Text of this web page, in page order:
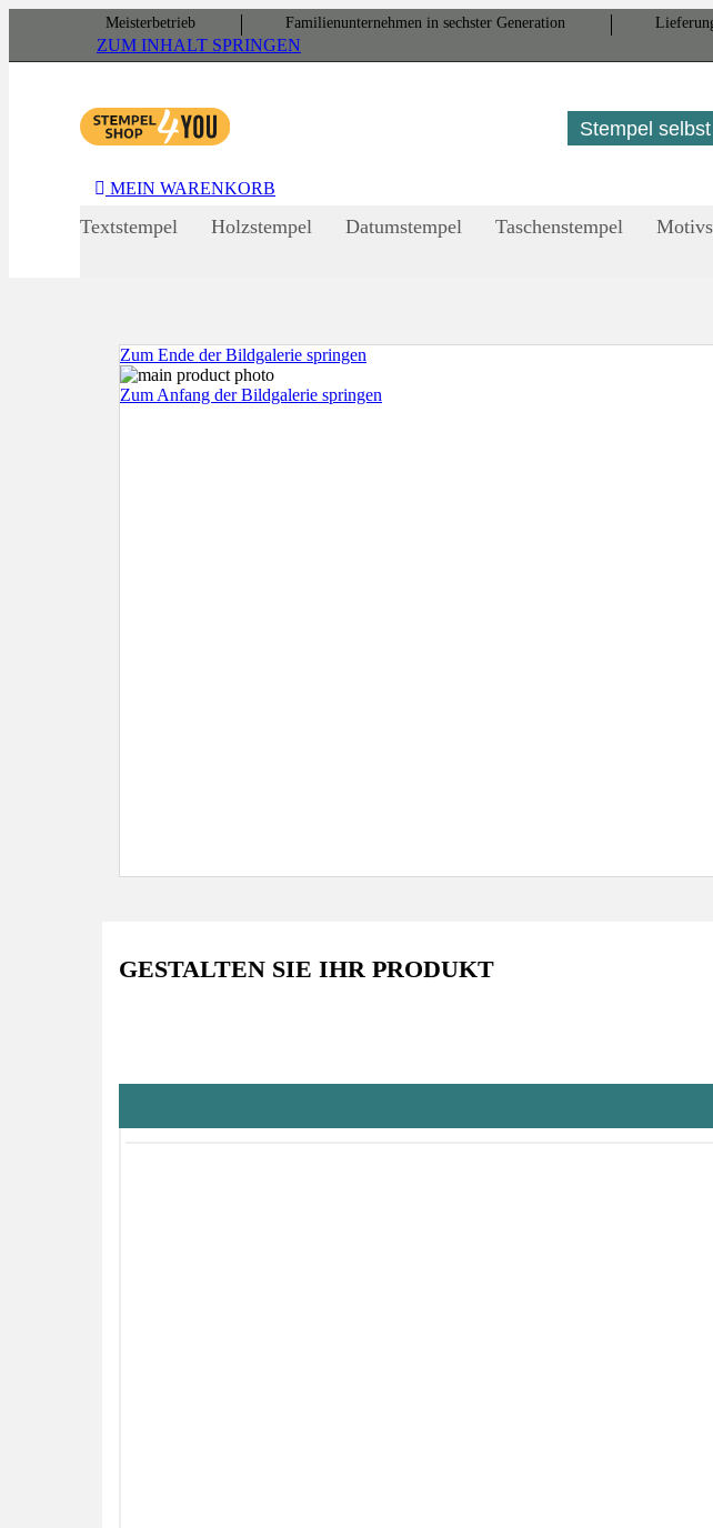
Meister­betrieb Familien­unter­nehmen in sechster Gene­ration
ZUM INHALT SPRINGEN
MEIN WARENKORB
Stempel
Textstempel Holzstempel Datumstempel Taschenstempel
Zum Ende der Bildgalerie springen
Zum Anfang der Bildgalerie springen
GESTALTEN SIE IHR PRODUKT